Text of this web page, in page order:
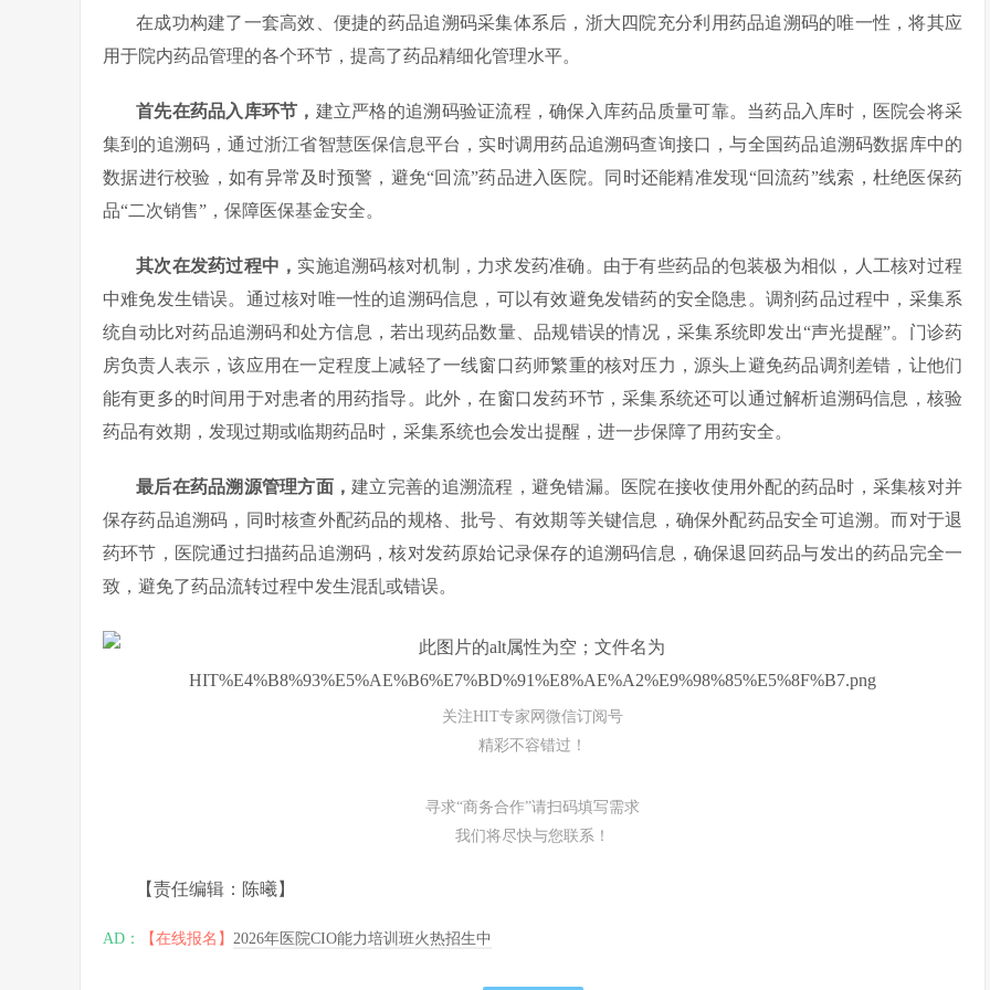
在成功构建了一套高效、便捷的药品追溯码采集体系后，浙大四院充分利用药品追溯码的唯一性，将其应
用于院内药品管理的各个环节，提高了药品精细化管理水平。
首先在药品入库环节， 建立严格的追溯码验证流程，确保入库药品质量可靠。当药品入库时，医院会将采
集到的追溯码，通过浙江省智慧医保信息平台，实时调用药品追溯码查询接口，与全国药品追溯码数据库中的
数据进行校验，如有异常及时预警，避免“回流”药品进入医院。同时还能精准发现“回流药”线索，杜绝医保药
品“二次销售”，保障医保基金安全。
其次在发药过程中， 实施追溯码核对机制，力求发药准确。由于有些药品的包装极为相似，人工核对过程
中难免发生错误。通过核对唯一性的追溯码信息，可以有效避免发错药的安全隐患。调剂药品过程中，采集系
统自动比对药品追溯码和处方信息，若出现药品数量、品规错误的情况，采集系统即发出“声光提醒”。门诊药
房负责人表示，该应用在一定程度上减轻了一线窗口药师繁重的核对压力，源头上避免药品调剂差错，让他们
能有更多的时间用于对患者的用药指导。此外，在窗口发药环节，采集系统还可以通过解析追溯码信息，核验
药品有效期，发现过期或临期药品时，采集系统也会发出提醒，进一步保障了用药安全。
最后在药品溯源管理方面，建立完善的追溯流程，避免错漏。医院在接收使用外配的药品时，采集核对并
保存药品追溯码，同时核查外配药品的规格、批号、有效期等关键信息，确保外配药品安全可追溯。而对于退
药环节，医院通过扫描药品追溯码，核对发药原始记录保存的追溯码信息，确保退回药品与发出的药品完全一
致，避免了药品流转过程中发生混乱或错误。
关注HIT专家网微信订阅号
精彩不容错过！
寻求“商务合作”请扫码填写需求
我们将尽快与您联系！
【责任编辑：陈曦】
AD： 【在线报名】 2026年医院CIO能力培训班火热招生中